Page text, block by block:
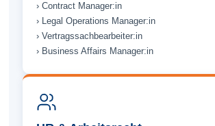
› Contract Manager:in
› Legal Operations Manager:in
› Vertrags­sachbearbeiter:in
› Business Affairs Manager:in